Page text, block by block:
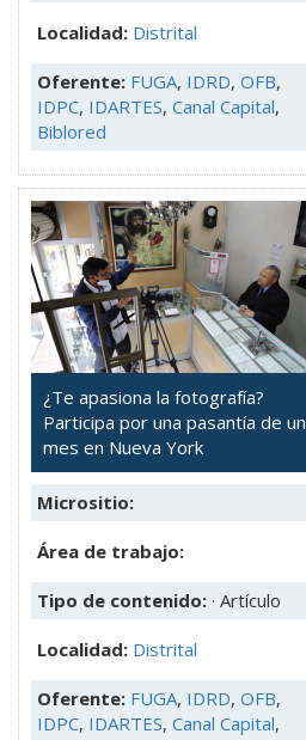
Localidad: Distrital
Oferente: FUGA, IDRD, OFB,
IDPC, IDARTES, Canal Capital,
Biblored
¿Te apasiona la fotografía?
Participa por una pasantía de un
mes en Nueva York
Micrositio:
Área de trabajo:
Tipo de contenido: · Artículo
Localidad: Distrital
Oferente: FUGA, IDRD, OFB,
IDPC, IDARTES, Canal Capital,